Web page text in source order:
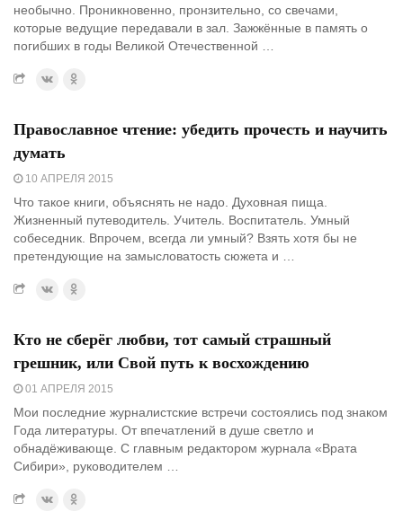
необычно. Проникновенно, пронзительно, со свечами,
которые ведущие передавали в зал. Зажжённые в память о
погибших в годы Великой Отечественной …
Православное чтение: убедить прочесть и научить
думать
10 АПРЕЛЯ 2015
Что такое книги, объяснять не надо. Духовная пища.
Жизненный путеводитель. Учитель. Воспитатель. Умный
собеседник. Впрочем, всегда ли умный? Взять хотя бы не
претендующие на замысловатость сюжета и …
Кто не сберёг любви, тот самый страшный
грешник, или Свой путь к восхождению
01 АПРЕЛЯ 2015
Мои последние журналистские встречи состоялись под знаком
Года литературы. От впечатлений в душе светло и
обнадёживающе. С главным редактором журнала «Врата
Сибири», руководителем …